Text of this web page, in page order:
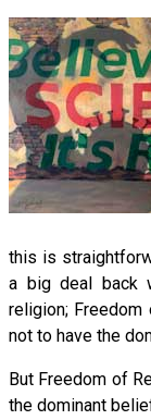
this is
a big deal back
religion;
not to have the
But Freedom of
the dominant